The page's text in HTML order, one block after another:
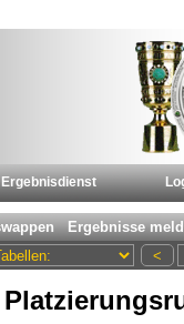
Ergebnisdienst